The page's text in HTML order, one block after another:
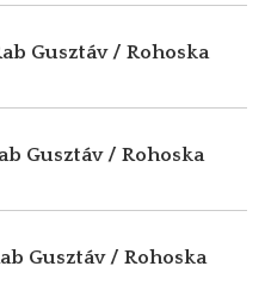
Gusztáv / Rohoska
Gusztáv / Rohoska
Gusztáv / Rohoska